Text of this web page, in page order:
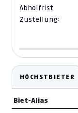
Abholfrist:
Zustellung:
HÖCHSTBIETER
Biet-Alias